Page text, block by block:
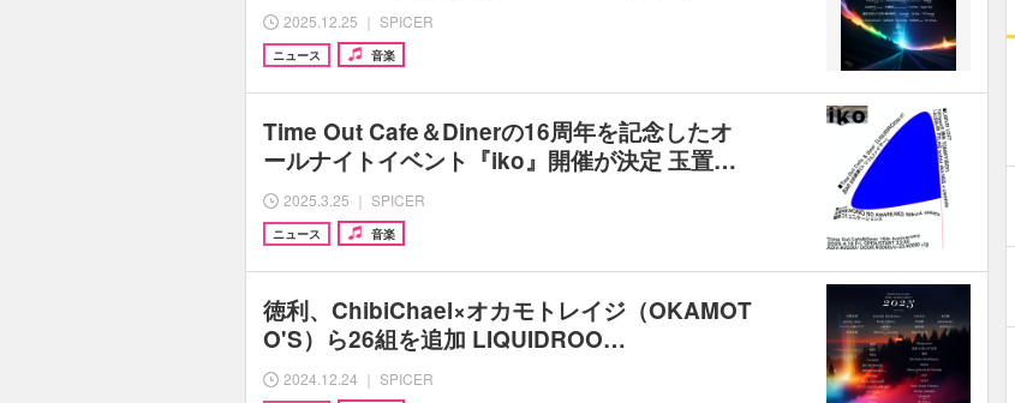
2025.12.25 ｜ SPICER
ニュース 音楽
Time Out Cafe＆Dinerの16周年を記念したオ
ールナイトイベント『iko』開催が決定 玉置…
2025.3.25 ｜ SPICER
ニュース 音楽
徳利、ChibiChael×オカモトレイジ（OKAMOT
O'S）ら26組を追加 LIQUIDROO…
2024.12.24 ｜ SPICER